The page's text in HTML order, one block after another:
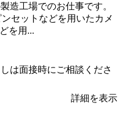
造工場でのお仕事です。
セットなどを用いたカメ
を用...
は面接時にご相談くださ
詳細を表示